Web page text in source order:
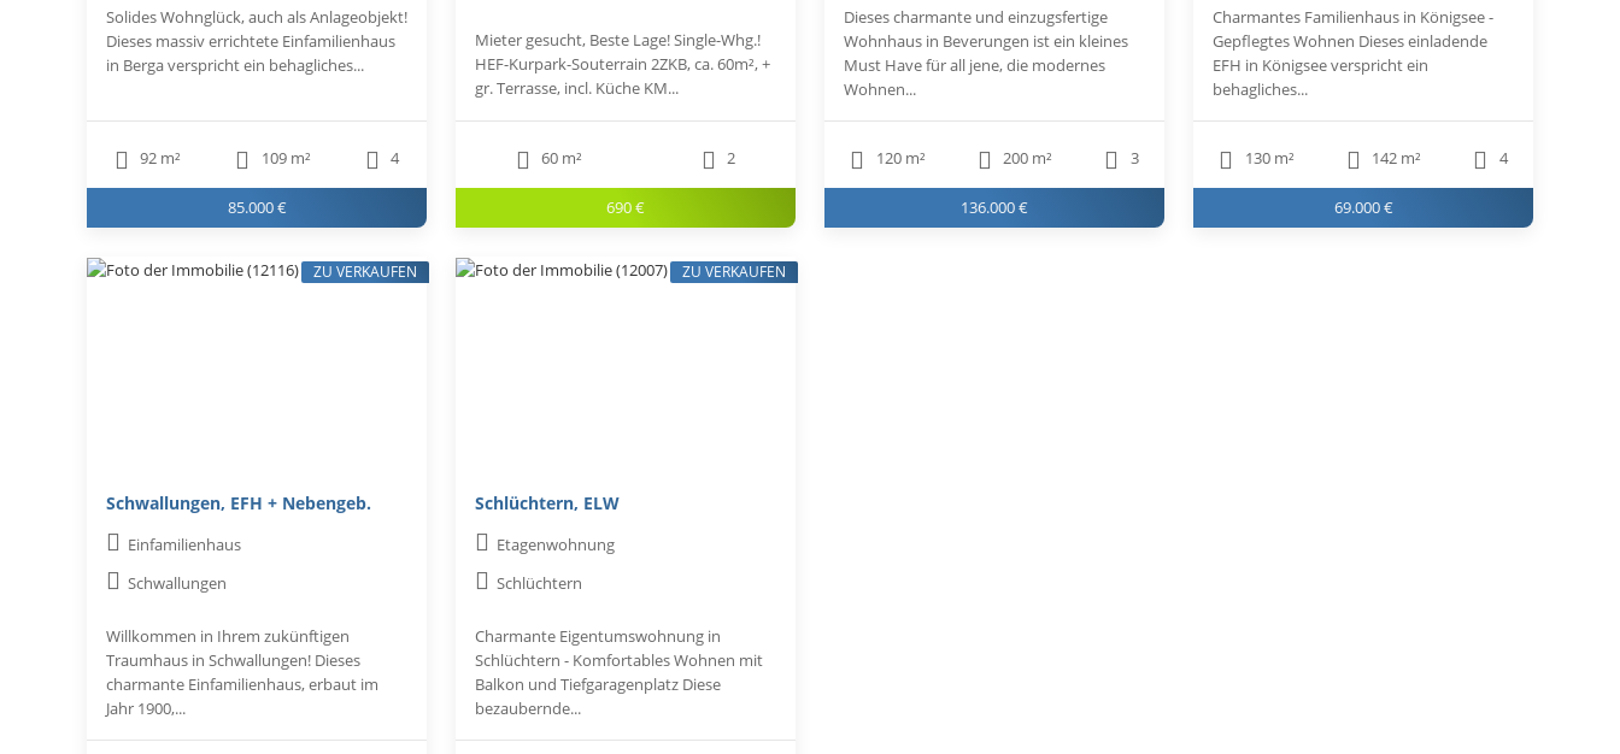
Solides Wohnglück, auch als Anlageobjekt!
Dieses massiv errichtete Einfamilienhaus
in Berga verspricht ein behagliches...
92 m² 109 m² 4
85.000 €
Mieter gesucht, Beste Lage! Single-Whg.!
HEF-Kurpark-Souterrain 2ZKB, ca. 60m², +
gr. Terrasse, incl. Küche KM...
60 m² 2
690 €
Dieses charmante und einzugsfertige
Wohnhaus in Beverungen ist ein kleines
Must Have für all jene, die modernes
Wohnen...
120 m² 200 m² 3
136.000 €
Charmantes Familienhaus in Königsee -
Gepflegtes Wohnen Dieses einladende
EFH in Königsee verspricht ein
behagliches...
130 m² 142 m² 4
69.000 €
Schwallungen, EFH + Nebengeb.
Einfamilienhaus
Schwallungen
Willkommen in Ihrem zukünftigen
Traumhaus in Schwallungen! Dieses
charmante Einfamilienhaus, erbaut im
Jahr 1900,...
ZU VERKAUFEN
Schlüchtern, ELW
Etagenwohnung
Schlüchtern
Charmante Eigentumswohnung in
Schlüchtern - Komfortables Wohnen mit
Balkon und Tiefgaragenplatz Diese
bezaubernde...
ZU VERKAUFEN